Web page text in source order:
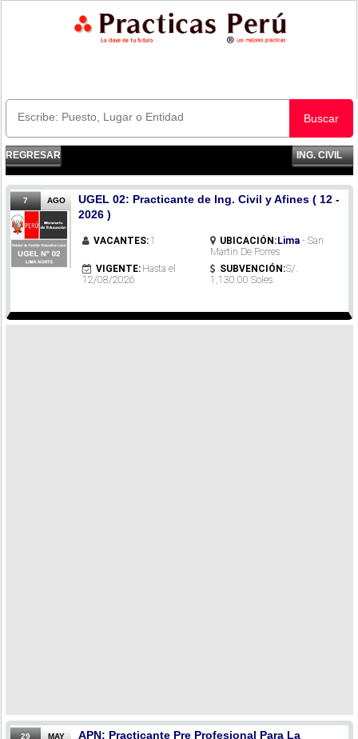
Buscar
REGRESAR ING. CIVIL
7 AGO
UGEL 02: Practicante de Ing. Civil y Afines ( 12 -
2026 )
VACANTES: 1 UBICACIÓN: Lima - San
Martin De Porres
VIGENTE: Hasta el
12/08/2026
SUBVENCIÓN:S/.
1,130.00 Soles
29 MAY
APN: Practicante Pre Profesional Para La